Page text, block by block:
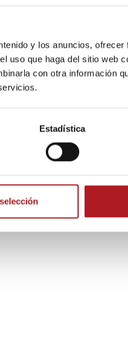
y los anuncios,
uso que haga del sitio web
con otra información
Estadística